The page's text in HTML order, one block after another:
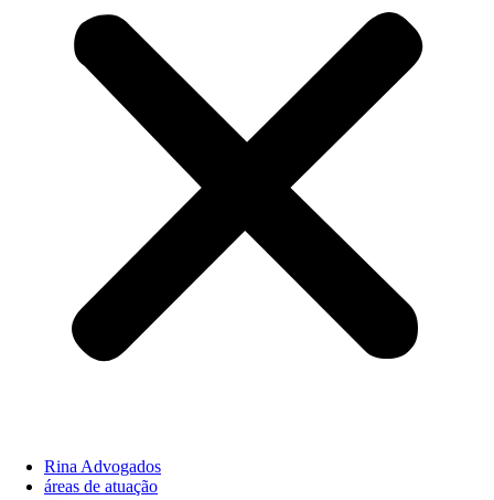
Rina Advogados
áreas de atuação